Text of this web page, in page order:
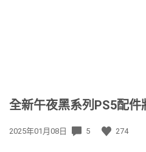
全新午夜黑系列PS5配件
發
2025年01月08日 5 274